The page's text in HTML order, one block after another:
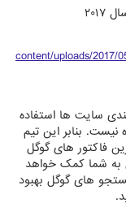
content/uploads/2017/
رتبه بندی سایت ها استفاده
بنابر این تیم
فاکتور های گوگل
به شما کمک خواهد
های گوگل بهبود